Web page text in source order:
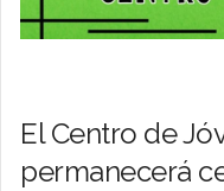
El Centro de
permanecerá